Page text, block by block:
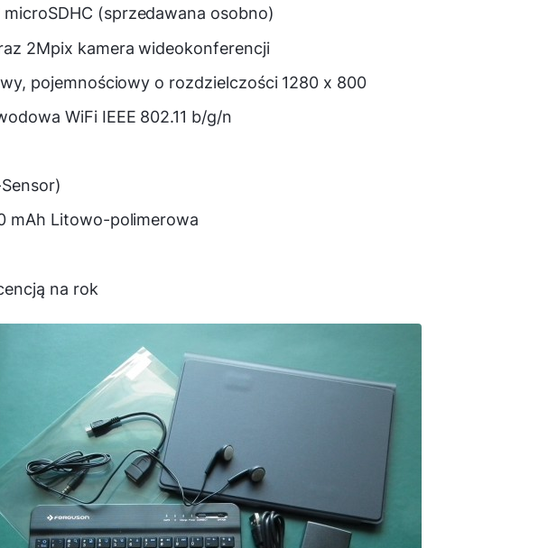
microSDHC (sprzedawana osobno)
2Mpix kamera wideokonferencji
pojemnościowy o rozdzielczości 1280 x 800
WiFi IEEE 802.11 b/g/n
mAh Litowo-polimerowa
na rok